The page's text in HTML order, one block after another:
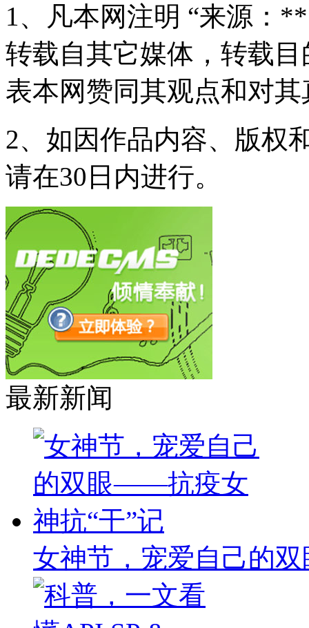
1、凡本网注明 “来源：
转载自其它媒体，转载
表本网赞同其观点和对
2、如因作品内容、版权
请在30日内进行。
最新新闻
女神节，宠爱自己的